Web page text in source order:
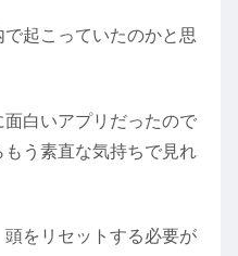
起こっていたのかと思
白いアプリだったので
う素直な気持ちで見れ
をリセットする必要が